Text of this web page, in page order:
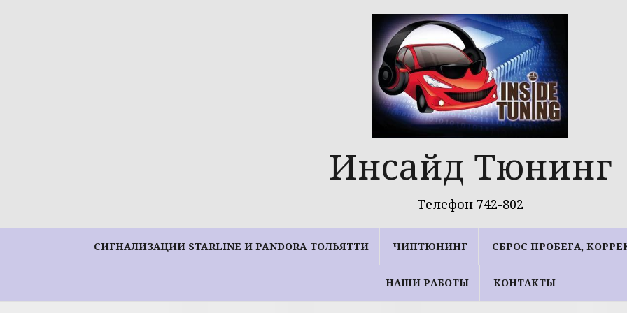
Инсайд Тюнинг
Телефон 742-802
СИГНАЛИЗАЦИИ STARLINE И PANDORA ТОЛЬЯТТИ ЧИПТЮНИНГ СБРОС ПРОБЕГА,
НАШИ РАБОТЫ КОНТАКТЫ